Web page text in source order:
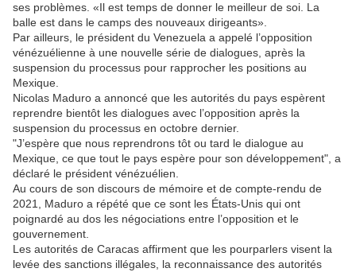
ses problèmes. «Il est temps de donner le meilleur de soi. La
balle est dans le camps des nouveaux dirigeants».
Par ailleurs, le président du Venezuela a appelé l’opposition
vénézuélienne à une nouvelle série de dialogues, après la
suspension du processus pour rapprocher les positions au
Mexique.
Nicolas Maduro a annoncé que les autorités du pays espèrent
reprendre bientôt les dialogues avec l’opposition après la
suspension du processus en octobre dernier.
"J’espère que nous reprendrons tôt ou tard le dialogue au
Mexique, ce que tout le pays espère pour son développement", a
déclaré le président vénézuélien.
Au cours de son discours de mémoire et de compte-rendu de
2021, Maduro a répété que ce sont les États-Unis qui ont
poignardé au dos les négociations entre l’opposition et le
gouvernement.
Les autorités de Caracas affirment que les pourparlers visent la
levée des sanctions illégales, la reconnaissance des autorités